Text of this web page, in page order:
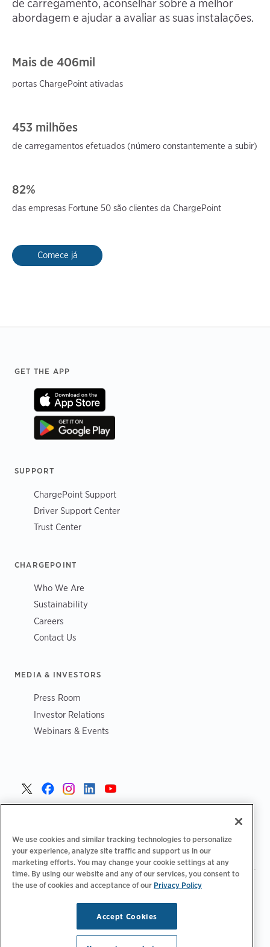
de carregamento, aconselhar sobre a melhor
abordagem e ajudar a avaliar as suas instalações.
Mais de 406mil
portas ChargePoint ativadas
453 milhões
de carregamentos efetuados (número constantemente a subir)
82%
das empresas Fortune 50 são clientes da ChargePoint
Comece já
Footer
GET THE APP
SUPPORT
ChargePoint Support
Driver Support Center
Trust Center
CHARGEPOINT
Who We Are
Sustainability
Careers
Contact Us
MEDIA & INVESTORS
Press Room
Investor Relations
Webinars & Events
Política de privacidade| Opções de privacidade|
Copyright © 2026 ChargePoint, Inc. Todos os direitos
We use cookies and similar tracking technologies to personalize
your experience, analyze site traffic and support us in our
marketing efforts. You may change your cookie settings at any
time. By using our website and any of our services, you consent to
the use of cookies and acceptance of our Privacy Policy
Accept Cookies